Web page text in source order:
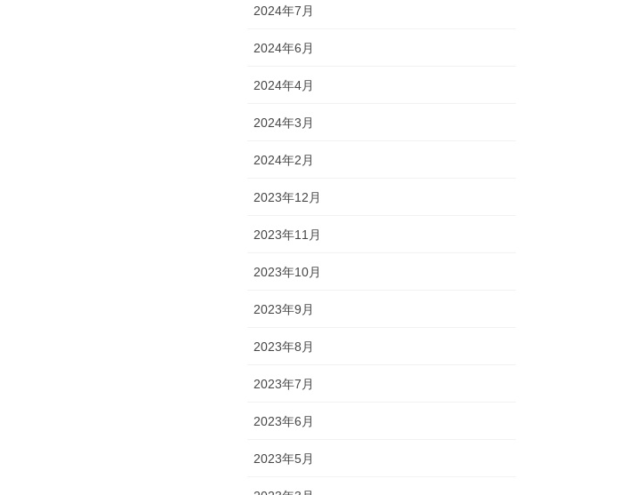
2024年7月
2024年6月
2024年4月
2024年3月
2024年2月
2023年12月
2023年11月
2023年10月
2023年9月
2023年8月
2023年7月
2023年6月
2023年5月